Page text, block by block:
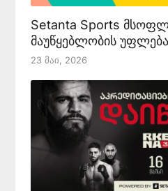
Setanta Sports
მაუწყებლობის
23 Მაი, 2026